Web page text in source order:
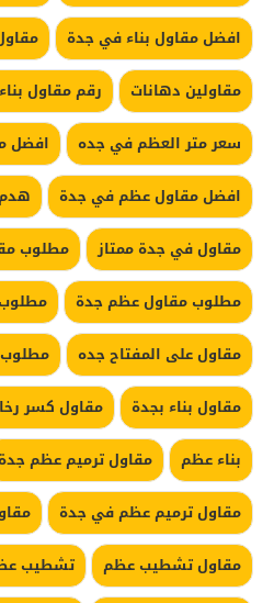
افضل مقاول بناء في جدة
مقاولين دهانات
رقم مقاول
سعر متر العظم في جده
افضل
افضل مقاول عظم في جدة
مقاول في جدة ممتاز
مطلوب
مطلوب مقاول عظم جدة
مقاول على المفتاح جده
مقاول بناء بجدة
مقاول كسر
بناء عظم
مقاول ترميم عظم جدة
مقاول ترميم عظم في جدة
مقاول تشطيب عظم
تشطيب